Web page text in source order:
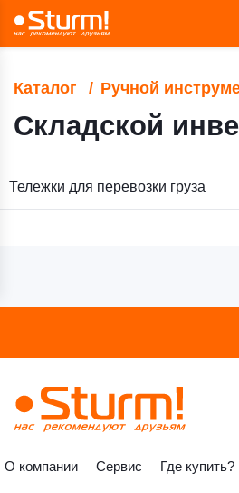
Каталог Ручной
Складской
О компании Сервис Где купить?